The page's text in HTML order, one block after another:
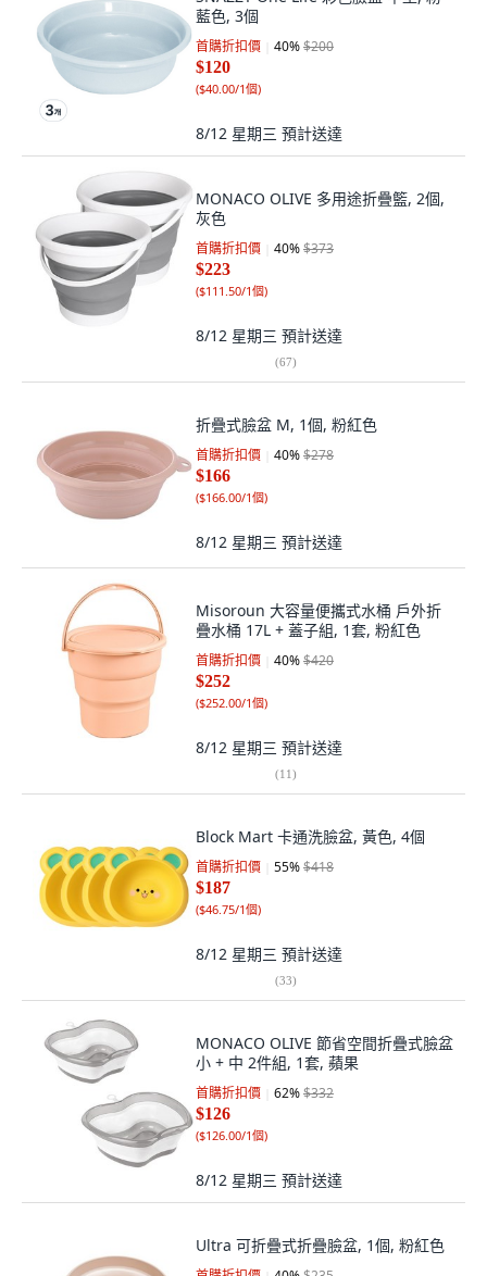
藍色, 3個
首購折扣價 40%$200
$120
($40.00/1個)
8/12 星期三 預計送達
MONACO OLIVE 多用途折疊籃, 2個,
灰色
首購折扣價 40%$373
$223
($111.50/1個)
8/12 星期三 預計送達
(67)
折疊式臉盆 M, 1個, 粉紅色
首購折扣價 40%$278
$166
($166.00/1個)
8/12 星期三 預計送達
Misoroun 大容量便攜式水桶 戶外折
疊水桶 17L + 蓋子組, 1套, 粉紅色
首購折扣價 40%$420
$252
($252.00/1個)
8/12 星期三 預計送達
(11)
Block Mart 卡通洗臉盆, 黃色, 4個
首購折扣價 55%$418
$187
($46.75/1個)
8/12 星期三 預計送達
(33)
MONACO OLIVE 節省空間折疊式臉盆
小 + 中 2件組, 1套, 蘋果
首購折扣價 62%$332
$126
($126.00/1個)
8/12 星期三 預計送達
Ultra 可折疊式折疊臉盆, 1個, 粉紅色